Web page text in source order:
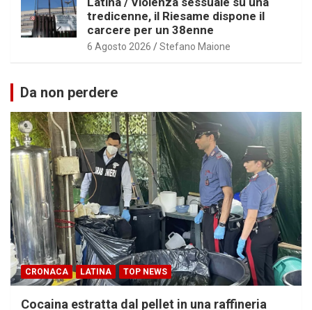
tredicenne, il Riesame dispone il
carcere per un 38enne
6 Agosto 2026 Stefano Maione
Da non perdere
CRONACA LATINA TOP NEWS
Cocaina estratta dal pellet in una raffineria